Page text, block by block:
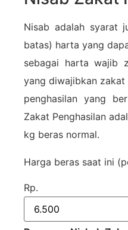
Nisab adalah syarat
batas) harta yang
sebagai harta wajib
yang diwajibkan zakat
penghasilan yang
Zakat Penghasilan
kg beras normal.
Harga beras saat ini
Rp.